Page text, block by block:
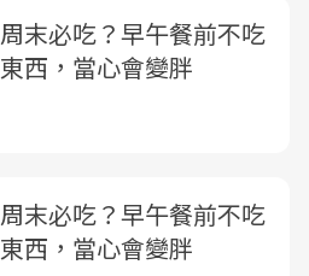
周末必吃？早午餐前不吃
東西，當心會變胖
周末必吃？早午餐前不吃
東西，當心會變胖